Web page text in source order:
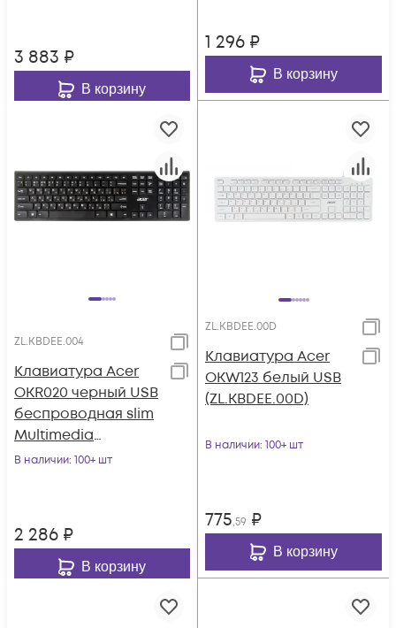
3 883 ₽
В корзину
1 296 ₽
В корзину
ZL.KBDEE.004
Клавиатура Acer
OKR020 черный USB
беспроводная slim
Multimedia
(ZL.KBDEE.004)
В наличии: 100+ шт
2 286 ₽
В корзину
ZL.KBDEE.00D
Клавиатура Acer
OKW123 белый USB
(ZL.KBDEE.00D)
В наличии: 100+ шт
775,59 ₽
В корзину